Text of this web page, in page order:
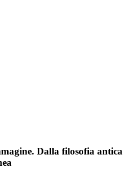
Dalla filosofia antica